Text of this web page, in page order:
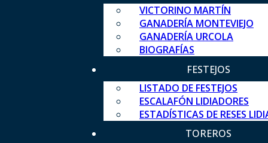
VICTORINO MARTÍN
GANADERÍA MONTEVIEJO
GANADERÍA URCOLA
BIOGRAFÍAS
FESTEJOS
LISTADO DE FESTEJOS
ESCALAFÓN LIDIADORES
ESTADÍSTICAS DE RESES
TOREROS